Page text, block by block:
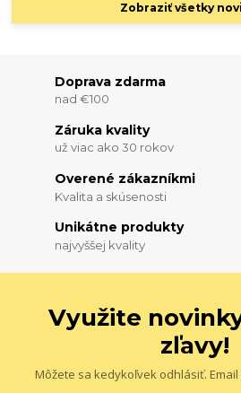
Zobraziť všetky
Doprava zdarma
nad €100
Záruka kvality
už viac ako 30 rokov
Overené zákazníkmi
Kvalita a skúsenosti
Unikátne produkty
najvyššej kvality
Využite
zľavy!
Môžete sa kedykoľvek odhlásiť.